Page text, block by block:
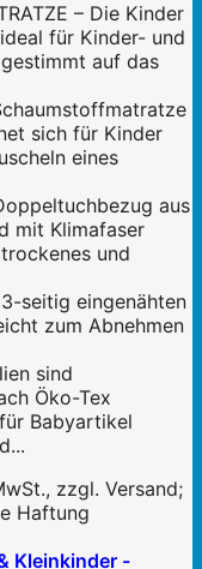
– Die Kinder
für Kinder- und
auf das
sich für Kinder
eines
aus
mit Klimafaser
und
seitig eingenähten
zum Abnehmen
sind
Öko-Tex
Babyartikel
zzgl. Versand;
Haftung